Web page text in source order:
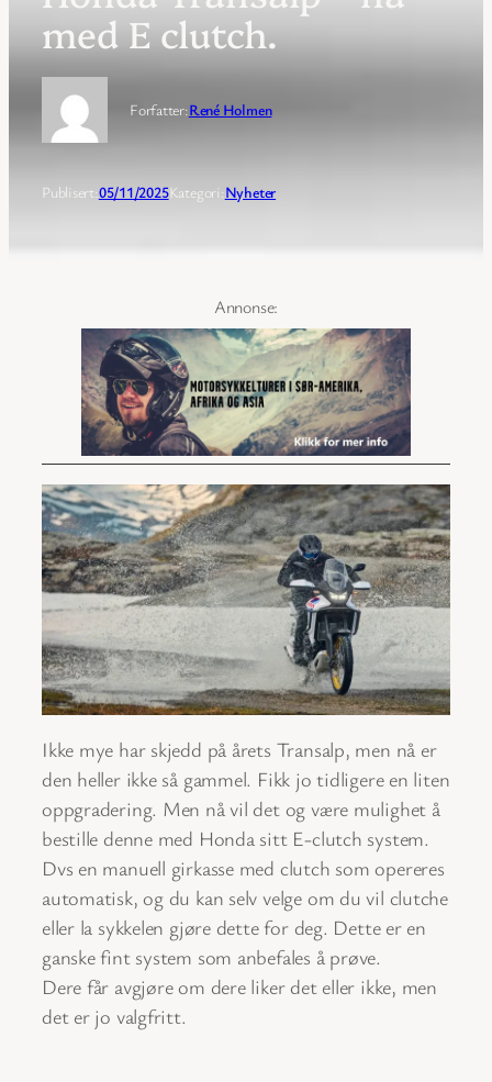
med E clutch.
Forfatter:René Holmen
Publisert:05/11/2025Kategori:Nyheter
Ikke mye har skjedd på årets Transalp, men nå er
den heller ikke så gammel. Fikk jo tidligere en liten
oppgradering. Men nå vil det og være mulighet å
bestille denne med Honda sitt E-clutch system.
Dvs en manuell girkasse med clutch som opereres
automatisk, og du kan selv velge om du vil clutche
eller la sykkelen gjøre dette for deg. Dette er en
ganske fint system som anbefales å prøve.
Dere får avgjøre om dere liker det eller ikke, men
det er jo valgfritt.